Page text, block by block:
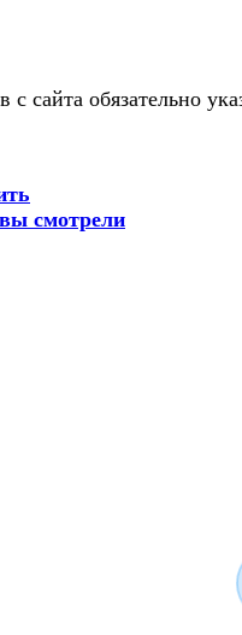
сайта обязательно
вы смотрели